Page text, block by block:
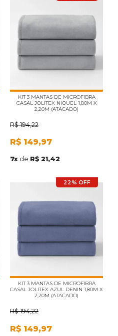
KIT 3 MANTAS DE MICROFIBRA
CASAL JOLITEX NIQUEL 1,80M X
2,20M (ATACADO)
R$ 194,22
R$ 149,97
7x de R$ 21,42
22% OFF
KIT 3 MANTAS DE MICROFIBRA
CASAL JOLITEX AZUL DENIN 1,80M X
2,20M (ATACADO)
R$ 194,22
R$ 149,97